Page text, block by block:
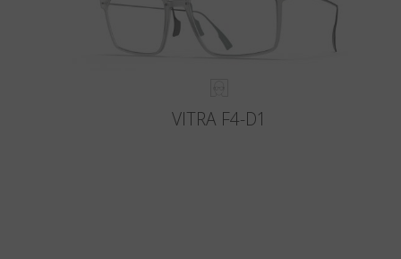
VITRA F4-D1